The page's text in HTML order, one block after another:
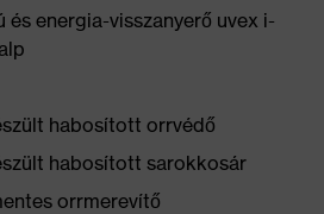
és energia-visszanyerő uvex i-
habosított orrvédő
habosított sarokkosár
orrmerevítő